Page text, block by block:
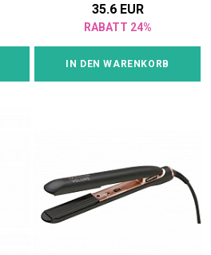
35.6 EUR
RABATT 24%
IN DEN WARENKORB